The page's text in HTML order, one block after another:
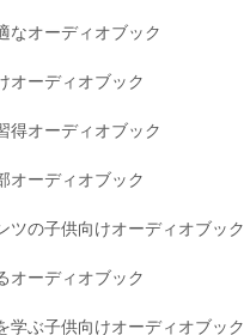
なオーディオブック
オーディオブック
得オーディオブック
オーディオブック
ツの子供向けオーディオブック
オーディオブック
学ぶ子供向けオーディオブック